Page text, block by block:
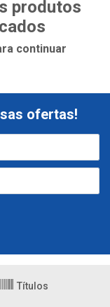
produtos
continuar
ofertas!
Títulos